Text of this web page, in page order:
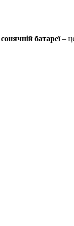
батареї–